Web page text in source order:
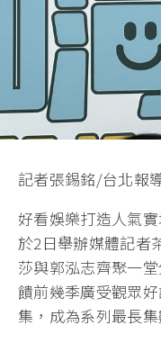
記者張錫銘/台北報
好看娛樂打造人氣
於2日舉辦媒體記者
莎與郭泓志齊聚一
饋前幾季廣受觀眾
集，成為系列最長集